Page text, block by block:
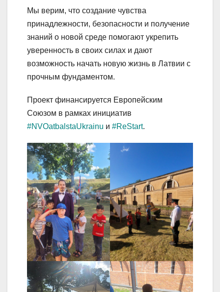
Мы верим, что создание чувства
принадлежности, безопасности и получение
знаний о новой среде помогают укрепить
уверенность в своих силах и дают
возможность начать новую жизнь в Латвии с
прочным фундаментом.
Проект финансируется Европейским
Союзом в рамках инициатив
#NVOatbalstaUkrainu и #ReStart.